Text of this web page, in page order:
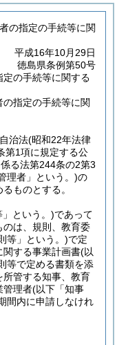
の指定の手続等に関
平成16年10月29日
徳島県条例第50号
の手続等に関する
指定の手続等に関
治法(昭和22年法律
第1項に規定する公
る法第244条の2第3
理者」という。)の
ものとする。
という。)であって
は、規則、教育委
等」という。)で定
関する事業計画書(以
等で定める書類を添
所管する知事、教育
管理者(以下「知事
間内に申請しなけれ